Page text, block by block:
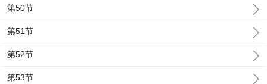
第50节
第51节
第52节
第53节